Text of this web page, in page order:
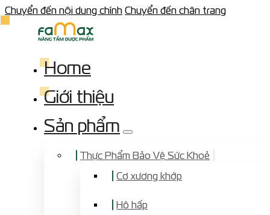
Chuyển đến nội dung chính Chuyển đến chân trang
Home
Giới thiệu
Sản phẩm
Thực Phẩm Bảo Vệ Sức Khoẻ
Cơ xương khớp
Hô hấp